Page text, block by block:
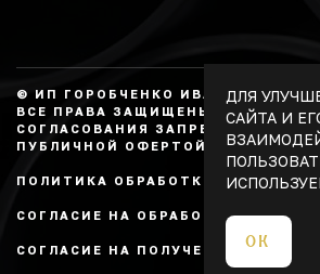
© ИП ГОРОБЧЕНКО ИВАН
ВСЕ ПРАВА ЗАЩИЩЕНЫ,
СОГЛАСОВАНИЯ ЗАПРЕЩЕНО. НЕ
ПУБЛИЧНОЙ ОФЕРТОЙ.
ПОЛИТИКА ОБРАБОТКИ
СОГЛАСИЕ НА ОБРАБОТКУ
СОГЛАСИЕ НА ПОЛУЧЕНИЕ РЕКЛАМЫ
ДЛЯ
САЙТА И
ОК